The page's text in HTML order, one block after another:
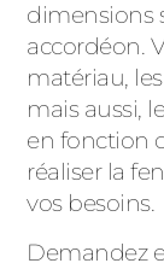
dimensions
accordéon.
matériau,
mais aussi,
en fonction
réaliser la
vos besoins.
Demandez